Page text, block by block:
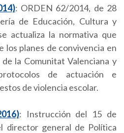
: ORDEN 62/2014, de 28
de Educación, Cultura y
actualiza la normativa que
los planes de convivencia en
la Comunitat Valenciana y
de actuación e
de violencia escolar.
: Instrucción del 15 de
director general de Política